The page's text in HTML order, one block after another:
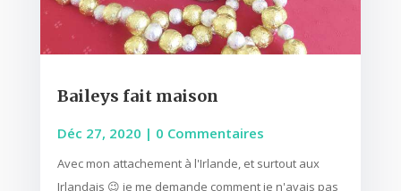
Baileys fait maison
Déc 27, 2020 | 0 Commentaires
Avec mon attachement à l'Irlande, et surtout aux
Irlandais 😉 je me demande comment je n'avais pas